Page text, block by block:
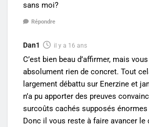
sans moi?
Répondre
Dan1 il y a 16 ans
C’est bien beau d’affirmer, mais vous
absolument rien de concret. Tout
largement débattu sur Enerzine et
n’a pu apporter des preuves
surcoûts cachés supposés
Donc il vous reste à faire avancer le